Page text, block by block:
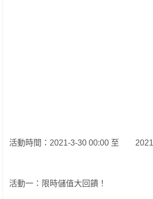
活動時間：2021-3-30 00:00 至
活動一：限時儲值大回饋！